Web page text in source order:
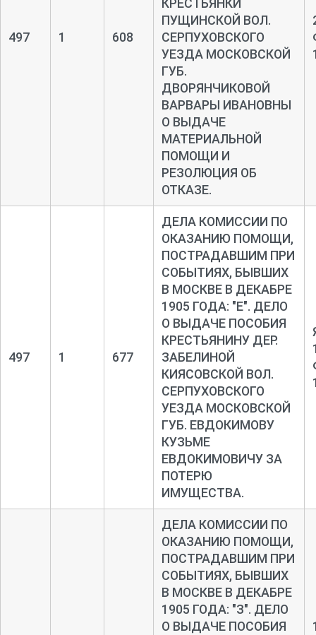
497 1 608
КРЕСТЬЯНКИ
ПУЩИНСКОЙ ВОЛ.
СЕРПУХОВСКОГО
УЕЗДА МОСКОВСКОЙ
ГУБ.
ДВОРЯНЧИКОВОЙ
ВАРВАРЫ ИВАНОВНЫ
О ВЫДАЧЕ
МАТЕРИАЛЬНОЙ
ПОМОЩИ И
РЕЗОЛЮЦИЯ ОБ
ОТКАЗЕ.
497 1 677
ДЕЛА КОМИССИИ ПО
ОКАЗАНИЮ ПОМОЩИ,
ПОСТРАДАВШИМ ПРИ
СОБЫТИЯХ, БЫВШИХ
В МОСКВЕ В ДЕКАБРЕ
1905 ГОДА: "Е". ДЕЛО
О ВЫДАЧЕ ПОСОБИЯ
КРЕСТЬЯНИНУ ДЕР.
ЗАБЕЛИНОЙ
КИЯСОВСКОЙ ВОЛ.
СЕРПУХОВСКОГО
УЕЗДА МОСКОВСКОЙ
ГУБ. ЕВДОКИМОВУ
КУЗЬМЕ
ЕВДОКИМОВИЧУ ЗА
ПОТЕРЮ
ИМУЩЕСТВА.
ДЕЛА КОМИССИИ ПО
ОКАЗАНИЮ ПОМОЩИ,
ПОСТРАДАВШИМ ПРИ
СОБЫТИЯХ, БЫВШИХ
В МОСКВЕ В ДЕКАБРЕ
1905 ГОДА: "З". ДЕЛО
О ВЫДАЧЕ ПОСОБИЯ